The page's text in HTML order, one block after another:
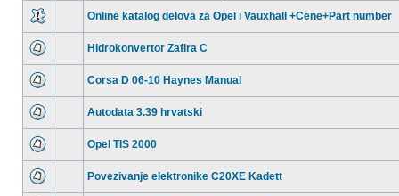
Online katalog delova za Opel i Vauxhall +Cene+Part number
Hidrokonvertor Zafira C
Corsa D 06-10 Haynes Manual
Autodata 3.39 hrvatski
Opel TIS 2000
Povezivanje elektronike C20XE Kadett